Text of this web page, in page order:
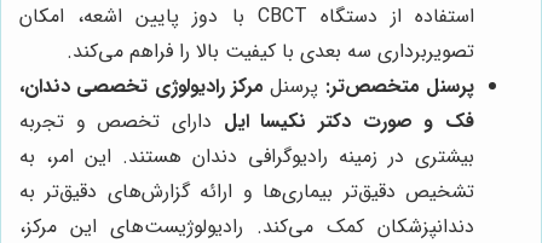
استفاده از دستگاه CBCT با دوز پایین اشعه، امکان
تصویربرداری سه بعدی با کیفیت بالا را فراهم می‌کند.
پرسنل متخصص‌تر: پرسنل مرکز رادیولوژی تخصصی دندان،
فک و صورت دکتر نکیسا ایل دارای تخصص و تجربه
بیشتری در زمینه رادیوگرافی دندان هستند. این امر، به
تشخیص دقیق‌تر بیماری‌ها و ارائه گزارش‌های دقیق‌تر به
دندانپزشکان کمک می‌کند. رادیولوژیست‌های این مرکز،